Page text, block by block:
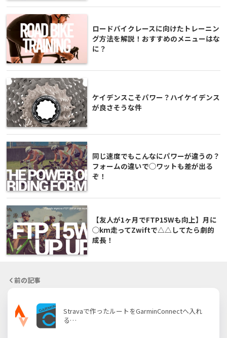
ロードバイクレースに向けたトレーニン
グ方法を解説！おすすめのメニューはな
に？
ケイデンスこそパワー？ハイケイデンス
が良さそうな件
同じ速度でもこんなにパワーが違うの？
フォームの違いで◯ワットも差が出る
ぞ！
【友人が1ヶ月でFTP15Wも向上】月に
◯km走ってZwiftで△△してたら劇的
成長！
前の記事
Stravaで作ったルートをGarminConnectへ入れ
る…